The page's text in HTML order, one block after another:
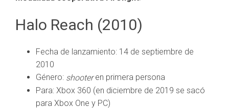
Halo Reach (2010)
Fecha de lanzamiento: 14 de septiembre de
2010
Género: shooteren primera persona
Para: Xbox 360 (en diciembre de 2019 se sacó
para Xbox One y PC)